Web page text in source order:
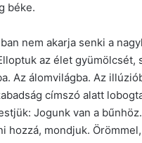
béke.
nem akarja senki a
az élet
Az álomvilágba. Az
címszó alatt
Jogunk van a
hozzá, mondjuk.